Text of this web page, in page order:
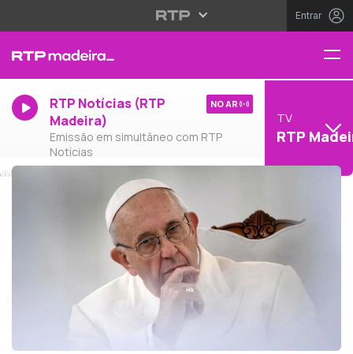
Entrar
RTP Notícias (RTP
Madeira)
Emissão em simultâneo com RTP
Notícias
NO AR
TV
RTP